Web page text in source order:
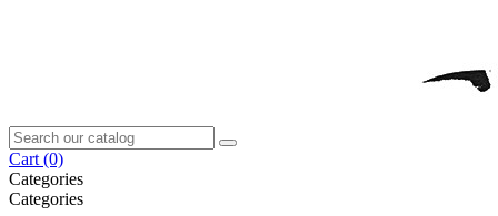
Cart (0)
Categories
Categories